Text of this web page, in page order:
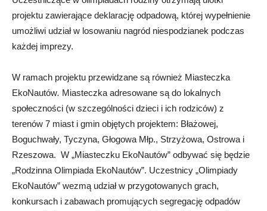
projektu zawierające deklarację odpadową, której wypełnienie
umożliwi udział w losowaniu nagród niespodzianek podczas
każdej imprezy.
W ramach projektu przewidzane są również Miasteczka
EkoNautów. Miasteczka adresowane są do lokalnych
społeczności (w szczególności dzieci i ich rodziców) z
terenów 7 miast i gmin objętych projektem: Błażowej,
Boguchwały, Tyczyna, Głogowa Młp., Strzyżowa, Ostrowa i
Rzeszowa. W „Miasteczku EkoNautów” odbywać się będzie
„Rodzinna Olimpiada EkoNautów”. Uczestnicy „Olimpiady
EkoNautów” wezmą udział w przygotowanych grach,
konkursach i zabawach promujących segregację odpadów